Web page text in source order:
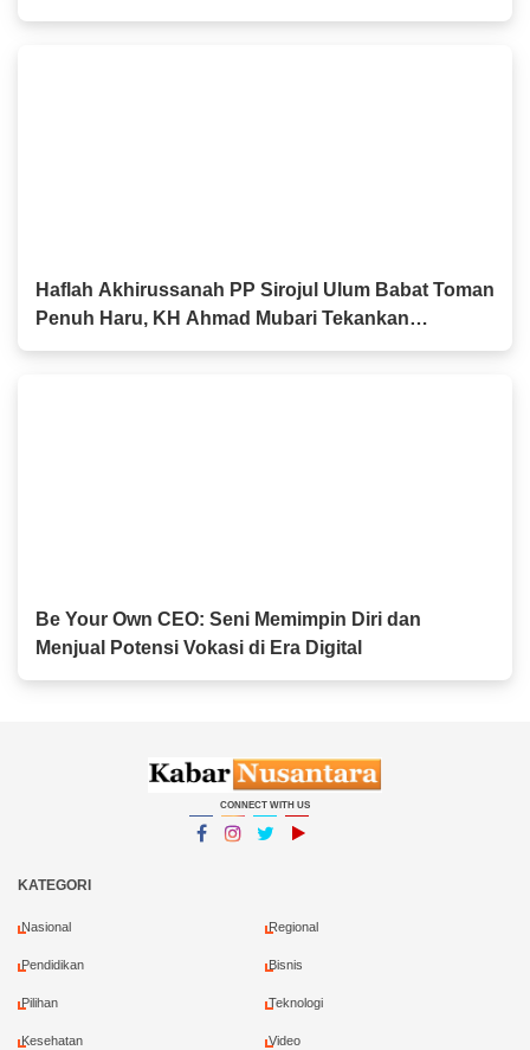
Inovasi Produk Ramah Lingkungan di Kasemen
Haflah Akhirussanah PP Sirojul Ulum Babat Toman
Penuh Haru, KH Ahmad Mubari Tekankan
Pentingnya Istikamah Menuntut Ilmu hingga Aliyah
Be Your Own CEO: Seni Memimpin Diri dan
Menjual Potensi Vokasi di Era Digital
CONNECT WITH US
KATEGORI
Nasional Regional
Pendidikan Bisnis
Pilihan Teknologi
Kesehatan Video